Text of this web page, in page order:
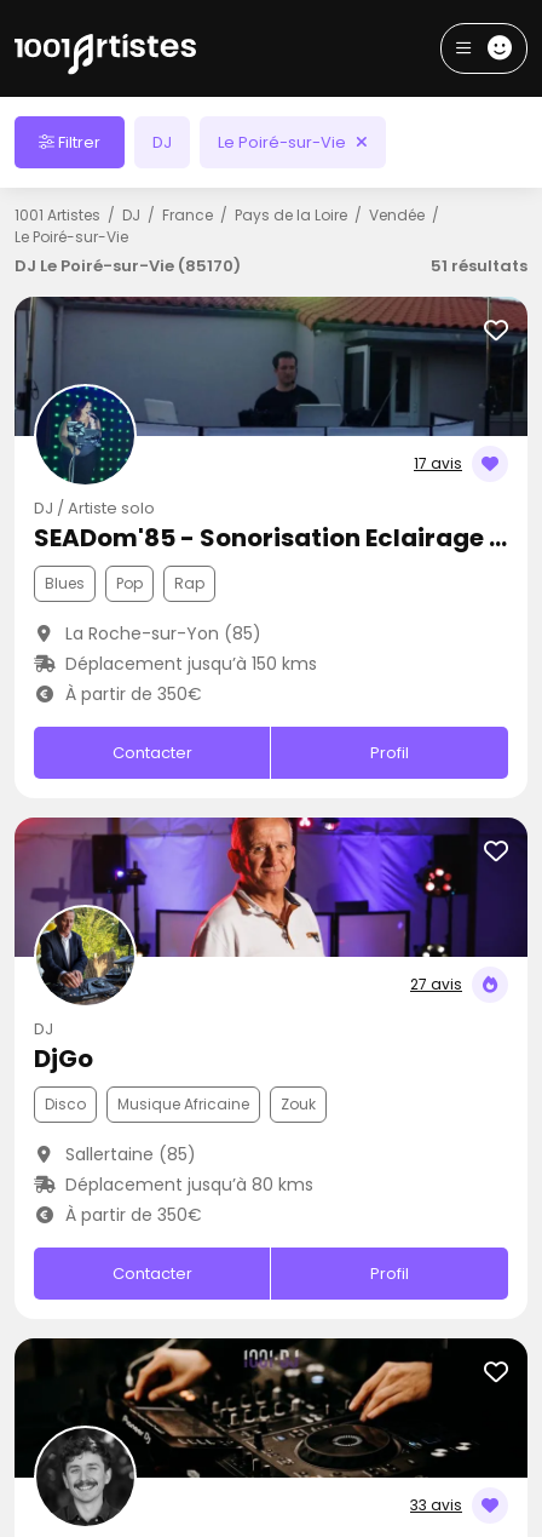
Filtrer DJ Le Poiré-sur-Vie
1001 Artistes DJ France Pays de la Loire
Vendée
Le Poiré-sur-Vie
DJ Le Poiré-sur-Vie (85170) 51 résultats
17 avis
DJ / Artiste solo
SEADom'85 - Sonorisation Eclairage et Animation d'événements
Blues Pop Rap
La Roche-sur-Yon (85)
Déplacement jusqu’à 150 kms
À partir de 350€
Contacter Profil
27 avis
DJ
DjGo
Disco Musique Africaine Zouk
Sallertaine (85)
Déplacement jusqu’à 80 kms
À partir de 350€
Contacter Profil
33 avis